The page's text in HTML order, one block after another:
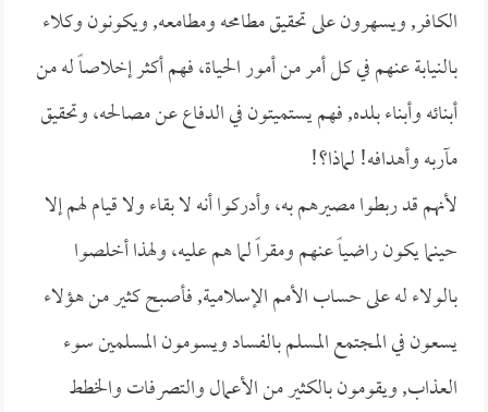
الكافر, ويسهرون على تحقيق مطامحه ومطامعه, ويكونون وكلاء
بالنيابة عنهم في كل أمر من أمور الحياة، فهم أكثر إخلاصاً له من
أبنائه وأبناء بلده, فهم يستميتون في الدفاع عن مصالحه، وتحقيق
مآربه وأهدافه! لماذا؟!
لأنهم قد ربطوا مصيرهم به، وأدركوا أنه لا بقاء ولا قيام لهم إلا
حينما يكون راضياً عنهم ومقراً لما هم عليه، ولهذا أخلصوا
بالولاء له على حساب الأمم الإسلامية, فأصبح كثير من هؤلاء
يسعون في المجتمع المسلم بالفساد ويسومون المسلمين سوء
العذاب, ويقومون بالكثير من الأعمال والتصرفات والخطط